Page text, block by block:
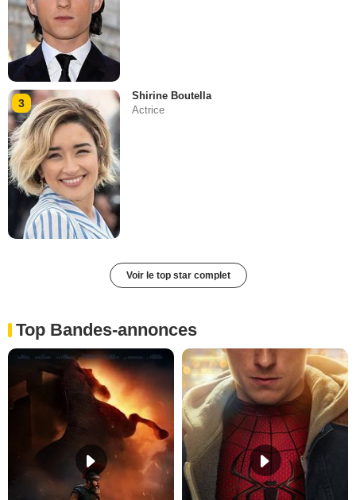
3
Shirine Boutella
Actrice
Voir le top star complet
Top Bandes-annonces